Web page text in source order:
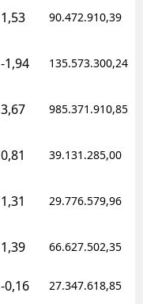
1,53 90.472.910,39
-1,94 135.573.300,24
3,67 985.371.910,85
0,81 39.131.285,00
1,31 29.776.579,96
1,39 66.627.502,35
-0,16 27.347.618,85